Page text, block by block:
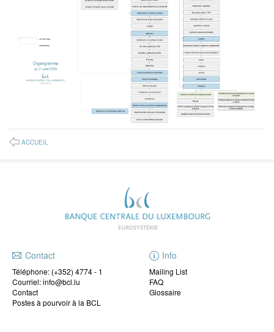
ACCUEIL
Contact
Téléphone: (+352) 4774 - 1
Courriel: info@bcl.lu
Contact
Postes à pourvoir à la BCL
Info
Mailing List
FAQ
Glossaire